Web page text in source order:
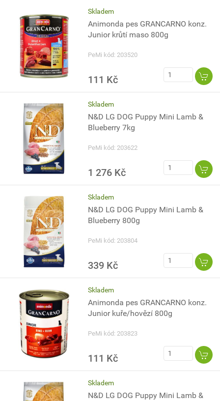
Skladem
Animonda pes GRANCARNO konz.
Junior krůtí maso 800g
PeMi kód: 203520
111 Kč
Skladem
N&D LG DOG Puppy Mini Lamb &
Blueberry 7kg
PeMi kód: 203622
1 276 Kč
Skladem
N&D LG DOG Puppy Mini Lamb &
Blueberry 800g
PeMi kód: 203804
339 Kč
Skladem
Animonda pes GRANCARNO konz.
Junior kuře/hovězí 800g
PeMi kód: 203823
111 Kč
Skladem
N&D LG DOG Puppy Mini Lamb &